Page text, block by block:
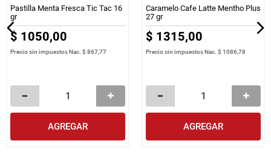
Pastilla Menta Fresca Tic Tac 16
gr
$ 1050,00
Precio sin impuestos Nac. $ 867,77
AGREGAR
Caramelo Cafe Latte Mentho Plus
27 gr
$ 1315,00
Precio sin impuestos Nac. $ 1086,78
AGREGAR